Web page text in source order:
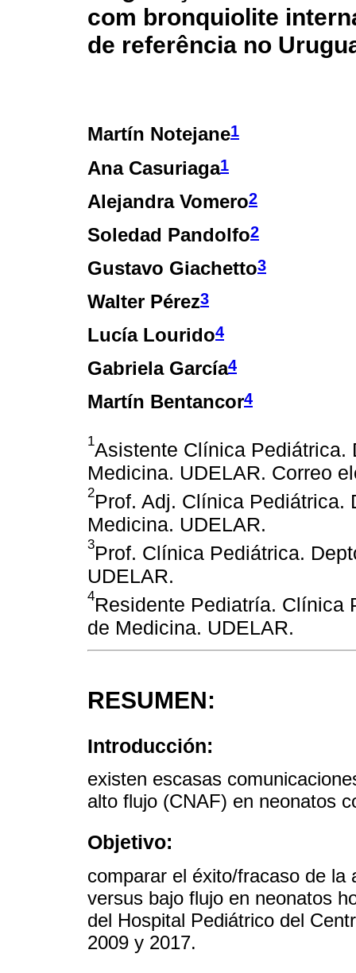
com bronquiolite
de referência no
Martín Notejane1
Ana Casuriaga1
Alejandra Vomero2
Soledad Pandolfo2
Gustavo Giachetto3
Walter Pérez3
Lucía Lourido4
Gabriela García4
Martín Bentancor4
1Asistente Clínica Pediátrica.
Medicina. UDELAR. Correo
2Prof. Adj. Clínica Pediátrica.
Medicina. UDELAR.
3Prof. Clínica Pediátrica.
UDELAR.
4Residente Pediatría. Clínica
de Medicina. UDELAR.
RESUMEN:
Introducción:
existen escasas
alto flujo (CNAF) en neonatos
Objetivo:
comparar el éxito/fracaso de la
versus bajo flujo en neonatos
del Hospital Pediátrico del
2009 y 2017.